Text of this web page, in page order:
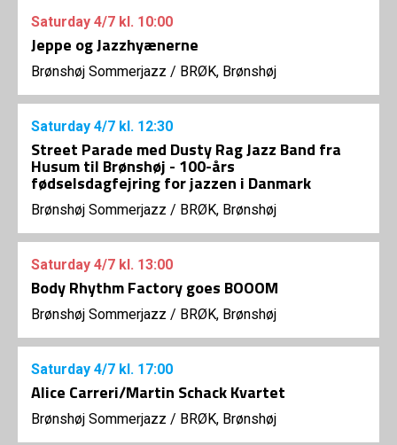
Saturday 4/7 kl. 10:00
Jeppe og Jazzhyænerne
Brønshøj Sommerjazz / BRØK, Brønshøj
Saturday 4/7 kl. 12:30
Street Parade med Dusty Rag Jazz Band fra
Husum til Brønshøj - 100-års
fødselsdagfejring for jazzen i Danmark
Brønshøj Sommerjazz / BRØK, Brønshøj
Saturday 4/7 kl. 13:00
Body Rhythm Factory goes BOOOM
Brønshøj Sommerjazz / BRØK, Brønshøj
Saturday 4/7 kl. 17:00
Alice Carreri/Martin Schack Kvartet
Brønshøj Sommerjazz / BRØK, Brønshøj